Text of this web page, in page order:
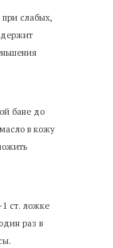
слабых,
бане до
в кожу
ст. ложке
раз в